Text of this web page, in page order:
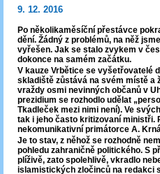
9. 12. 2016
Po několikaměsíční přestávce
dění. Žádný z problémů, na něž
vyřešen. Jak se stalo zvykem v
dokonce na samém začátku.
V kauze Vrbětice se vyšetřovatelé
skladiště zůstává na svém místě a
vraždy osmi nevinných občanů v
prezidium se rozhodlo udělat
Tkadleček mezi nimi není). Ve
tak i jeho často kritizovaní ministři.
nekomunikativní primátorce A.
Je to stav, z něhož se rozhodně
pohledu zahraničně politického. S
plíživě, zato spolehlivě, vkradlo
islamistických zločinců na redakci